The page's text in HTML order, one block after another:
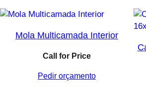
Mola Multicamada Interior
Call for Price
Pedir orçamento